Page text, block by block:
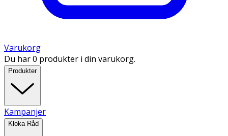
Varukorg
Du har 0 produkter i din varukorg.
Produkter
Kampanjer
Kloka Råd